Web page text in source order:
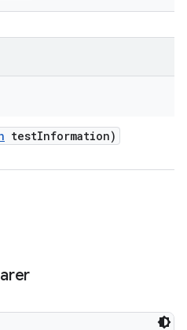
testInformation)